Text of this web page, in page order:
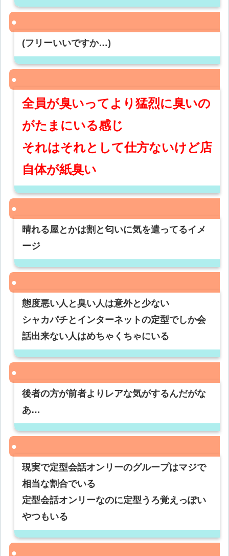
(フリーいいですか…)
全員が臭いってより猛烈に臭いの
がたまにいる感じ
それはそれとして仕方ないけど店
自体が紙臭い
晴れる屋とかは割と匂いに気を遣ってるイメ
ージ
態度悪い人と臭い人は意外と少ない
シャカパチとインターネットの定型でしか会
話出来ない人はめちゃくちゃにいる
後者の方が前者よりレアな気がするんだがな
あ…
現実で定型会話オンリーのグループはマジで
相当な割合でいる
定型会話オンリーなのに定型うろ覚えっぽい
やつもいる